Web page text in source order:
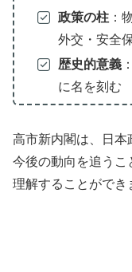
政策の柱：
外交・安全
歴史的意義
に名を刻む
高市新内閣は、日本
今後の動向を追うこ
理解することができ